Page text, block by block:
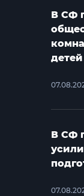
В СФ
детей
В СФ